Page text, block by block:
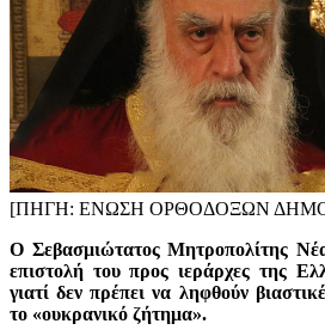
[ΠΗΓΗ: EΝΩΣΗ ΟΡΘΟΔΟΞΩΝ
O Σεβασμιώτατος Μητροπολίτης
επιστολή του προς ιεράρχες της
γιατί δεν πρέπει να ληφθούν
το «ουκρανικό ζήτημα».